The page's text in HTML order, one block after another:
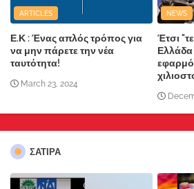
ARTICLES
Ε.Κ : Ένας απλός τρόπος για
να μην πάρετε την νέα
ταυτότητα!
March 23, 2024
NEWS
Έτσι
ΣΑΤΙΡΑ